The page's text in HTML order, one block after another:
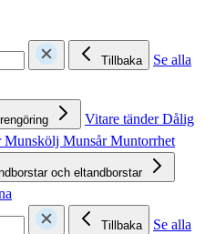
Tillbaka
Se alla
Vitare tänderDålig
Munskölj MunsårMuntorrhet
och eltandborstar
Tillbaka
Se alla